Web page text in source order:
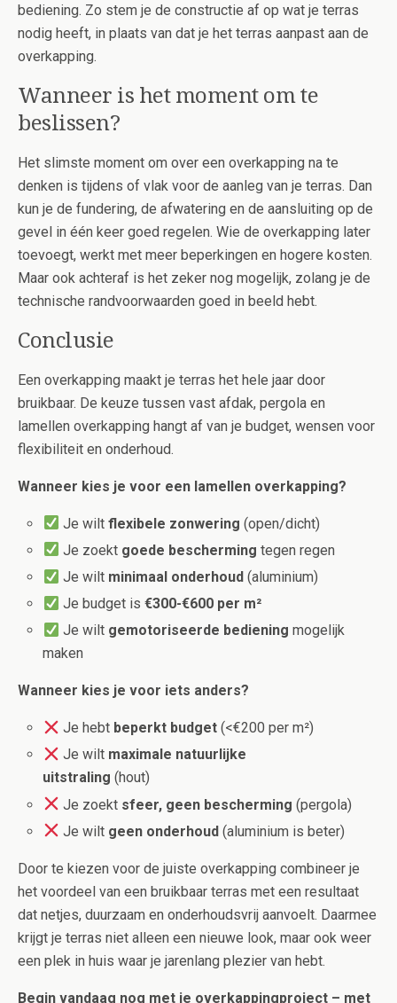
bediening. Zo stem je de constructie af op wat je terras
nodig heeft, in plaats van dat je het terras aanpast aan de
overkapping.
Wanneer is het moment om te
beslissen?
Het slimste moment om over een overkapping na te
denken is tijdens of vlak voor de aanleg van je terras. Dan
kun je de fundering, de afwatering en de aansluiting op de
gevel in één keer goed regelen. Wie de overkapping later
toevoegt, werkt met meer beperkingen en hogere kosten.
Maar ook achteraf is het zeker nog mogelijk, zolang je de
technische randvoorwaarden goed in beeld hebt.
Conclusie
Een overkapping maakt je terras het hele jaar door
bruikbaar. De keuze tussen vast afdak, pergola en
lamellen overkapping hangt af van je budget, wensen voor
flexibiliteit en onderhoud.
Wanneer kies je voor een lamellen overkapping?
Je wilt flexibele zonwering (open/dicht)
Je zoekt goede bescherming tegen regen
Je wilt minimaal onderhoud(aluminium)
Je budget is €300-€600 per m²
Je wilt gemotoriseerde bediening mogelijk
maken
Wanneer kies je voor iets anders?
Je hebt beperkt budget(<€200 per m²)
Je wilt maximale natuurlijke
uitstraling (hout)
Je zoekt sfeer, geen bescherming (pergola)
Je wilt geen onderhoud(aluminium is beter)
Door te kiezen voor de juiste overkapping combineer je
het voordeel van een bruikbaar terras met een resultaat
dat netjes, duurzaam en onderhoudsvrij aanvoelt. Daarmee
krijgt je terras niet alleen een nieuwe look, maar ook weer
een plek in huis waar je jarenlang plezier van hebt.
Begin vandaag nog met je overkappingproject – met